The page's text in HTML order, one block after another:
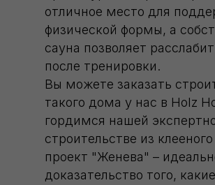
отличное место для
физической формы, а
сауна позволяет
после тренировки.
Вы можете заказать
такого дома у нас в Holz
гордимся нашей
строительстве из
проект "Женева" –
доказательство того, какие